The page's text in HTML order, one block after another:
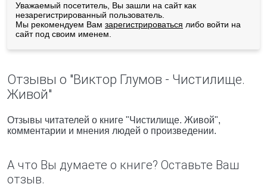
Уважаемый посетитель, Вы зашли на сайт как
незарегистрированный пользователь.
Мы рекомендуем Вам зарегистрироваться либо войти на
сайт под своим именем.
Отзывы о "Виктор Глумов - Чистилище.
Живой"
Отзывы читателей о книге "Чистилище. Живой",
комментарии и мнения людей о произведении.
А что Вы думаете о книге? Оставьте Ваш
отзыв.